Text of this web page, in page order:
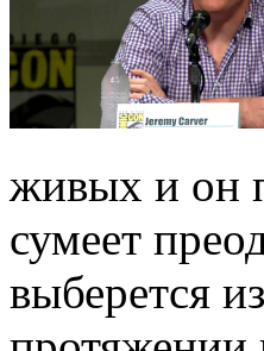
живых и он
сумеет
выберется